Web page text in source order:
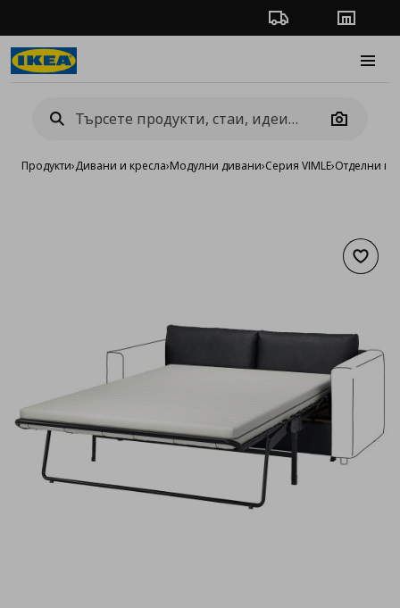
Проследяване на
Camera
Продукти›Дивани и кресла›Модулни дивани›Серия VIMLE›Отделни